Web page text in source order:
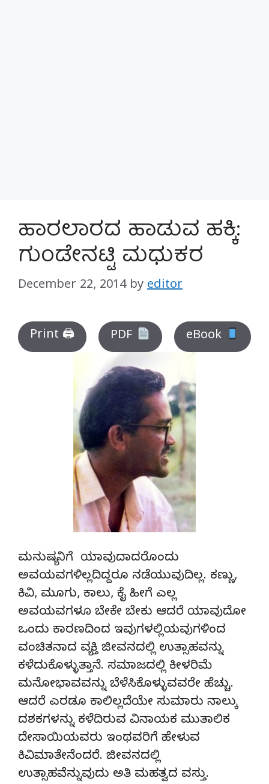
ಹಾರಲಾರದ ಹಾಡುವ ಹಕ್ಕಿ:
ಗುಂಡೇನಟ್ಟಿ ಮಧುಕರ
December 22, 2014 by editor
Print 🖨 PDF eBook
ಮನುಷ್ಯನಿಗೆ ಯಾವುದಾದರೊಂದು
ಅವಯವಗಳಿಲ್ಲದಿದ್ದರೂ ನಡೆಯುವುದಿಲ್ಲ. ಕಣ್ಣು,
ಕಿವಿ, ಮೂಗು, ಕಾಲು, ಕೈ ಹೀಗೆ ಎಲ್ಲ
ಅವಯವಗಳೂ ಬೇಕೇ ಬೇಕು ಆದರೆ ಯಾವುದೋ
ಒಂದು ಕಾರಣದಿಂದ ಇವುಗಳಲ್ಲಿಯವುಗಳಿಂದ
ವಂಚಿತನಾದ ವ್ಯಕ್ತಿ ಜೀವನದಲ್ಲಿ ಉತ್ಸಾಹವನ್ನು
ಕಳೆದುಕೊಳ್ಳುತ್ತಾನೆ. ಸಮಾಜದಲ್ಲಿ ಕೀಳರಿಮೆ
ಮನೋಭಾವವನ್ನು ಬೆಳೆಸಿಕೊಳ್ಳುವವರೇ ಹೆಚ್ಚು.
ಆದರೆ ಎರಡೂ ಕಾಲಿಲ್ಲದೆಯೇ ಸುಮಾರು ನಾಲ್ಕು
ದಶಕಗಳನ್ನು ಕಳೆದಿರುವ ವಿನಾಯಕ ಮುತಾಲಿಕ
ದೇಸಾಯಿಯವರು ಇಂಥವರಿಗೆ ಹೇಳುವ
ಕಿವಿಮಾತೇನೆಂದರೆ. ಜೀವನದಲ್ಲಿ
ಉತ್ಸಾಹವೆನ್ನುವುದು ಅತಿ ಮಹತ್ವದ ವಸ್ತು.